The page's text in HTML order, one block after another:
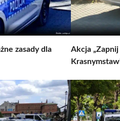
zasady dla
Akcja